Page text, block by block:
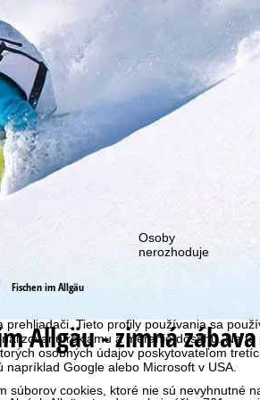
súbory cookie na zhromažďovanie
Tieto profily používania sa
reklamu a meranie dosahu. Na
osobných údajov poskytovateľom
Google alebo Microsoft v USA.
súborov cookies, ktoré nie sú nevyhnutné
Osoby
nerozhoduje
Fischen im Allgäu
Allgäu - zimná